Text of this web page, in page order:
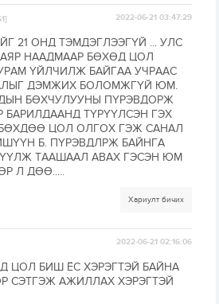
2022-06-21 03:47:29
21 ОНД ТЭМДЭГЛЭЭГҮЙ ... УЛС
НААДМААР БӨХӨД ЦОЛ
ҮЙЛЧИЛЖ БАЙГАА УЧРААС
ДЭМЖИХ БОЛОМЖГҮЙ ЮМ.
БӨХЧУЛУУНЫ ПҮРЭВДОРЖ
ТҮРҮҮЛСЭН ГЭХ
ЦОЛ ОЛГОХ ГЭЖ САНАЛ
Б. ПҮРЭВДЛРЖ БАЙНГА
ТААШААЛ АВАХ ГЭСЭН ЮМ
Л ДӨӨ.....
Хариулт бичих
2022-06-21 02:16:06
ЦОЛ БИШ ЁС ХЭРЭГТЭЙ БАЙНА
СЭТГЭЖ АЖИЛЛАХ ХЭРЭГТЭЙ